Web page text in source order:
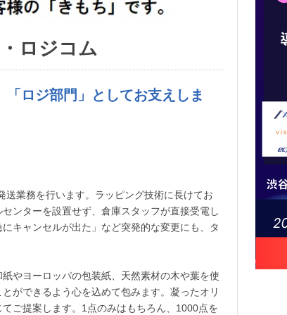
ロジコム
ロジ部門」としてお支えしま
業務を行います。ラッピング技術に長けてお
ンターを設置せず、倉庫スタッフが直接受電し
キャンセルが出た」など突発的な変更にも、タ
やヨーロッパの包装紙、天然素材の木や葉を使
ができるよう心を込めて包みます。凝ったオリ
ご提案します。1点のみはもちろん、1000点を